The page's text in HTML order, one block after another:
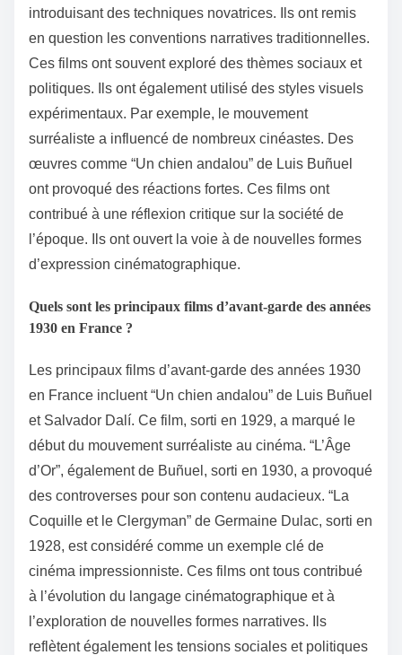
introduisant des techniques novatrices. Ils ont remis
en question les conventions narratives traditionnelles.
Ces films ont souvent exploré des thèmes sociaux et
politiques. Ils ont également utilisé des styles visuels
expérimentaux. Par exemple, le mouvement
surréaliste a influencé de nombreux cinéastes. Des
œuvres comme “Un chien andalou” de Luis Buñuel
ont provoqué des réactions fortes. Ces films ont
contribué à une réflexion critique sur la société de
l’époque. Ils ont ouvert la voie à de nouvelles formes
d’expression cinématographique.
Quels sont les principaux films d’avant-garde des années
1930 en France ?
Les principaux films d’avant-garde des années 1930
en France incluent “Un chien andalou” de Luis Buñuel
et Salvador Dalí. Ce film, sorti en 1929, a marqué le
début du mouvement surréaliste au cinéma. “L’Âge
d’Or”, également de Buñuel, sorti en 1930, a provoqué
des controverses pour son contenu audacieux. “La
Coquille et le Clergyman” de Germaine Dulac, sorti en
1928, est considéré comme un exemple clé de
cinéma impressionniste. Ces films ont tous contribué
à l’évolution du langage cinématographique et à
l’exploration de nouvelles formes narratives. Ils
reflètent également les tensions sociales et politiques